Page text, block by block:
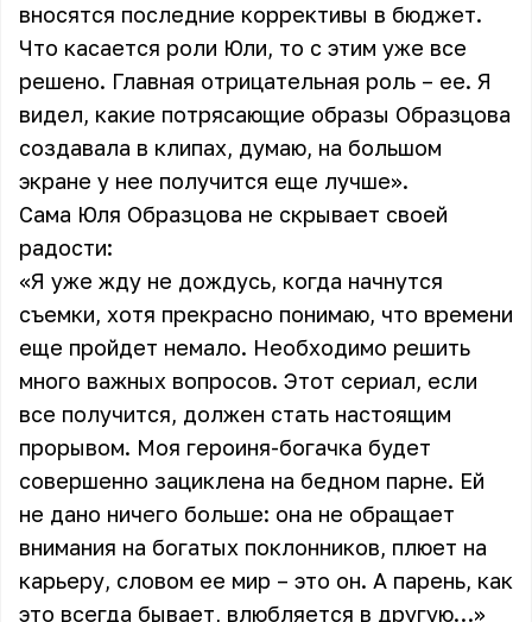
вносятся последние коррективы в бюджет.
Что касается роли Юли, то с этим уже все
решено. Главная отрицательная роль – ее. Я
видел, какие потрясающие образы Образцова
создавала в клипах, думаю, на большом
экране у нее получится еще лучше».
Сама Юля Образцова не скрывает своей
радости:
«Я уже жду не дождусь, когда начнутся
съемки, хотя прекрасно понимаю, что времени
еще пройдет немало. Необходимо решить
много важных вопросов. Этот сериал, если
все получится, должен стать настоящим
прорывом. Моя героиня-богачка будет
совершенно зациклена на бедном парне. Ей
не дано ничего больше: она не обращает
внимания на богатых поклонников, плюет на
карьеру, словом ее мир – это он. А парень, как
это всегда бывает, влюбляется в другую…»